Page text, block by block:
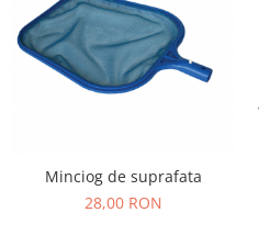
Minciog de suprafata
28,00 RON